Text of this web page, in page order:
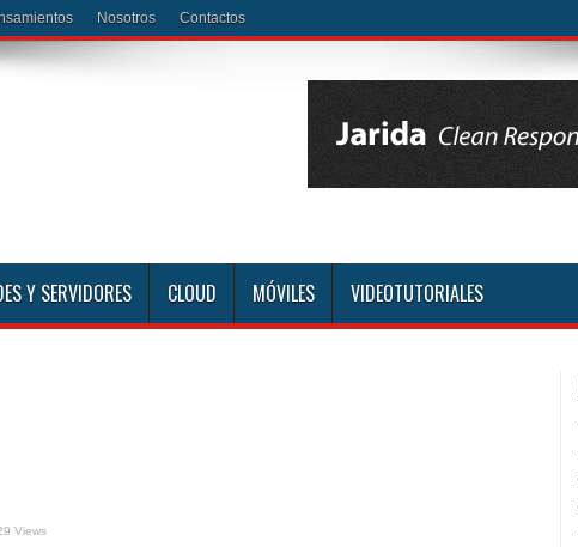
Nosotros Contactos
Y SERVIDORES CLOUD MÓVILES VIDEOTUTORIALES
Views